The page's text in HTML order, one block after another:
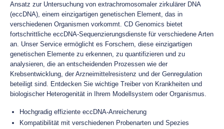
Ansatz zur Untersuchung von extrachromosomaler zirkulärer DNA
(eccDNA), einem einzigartigen genetischen Element, das in
verschiedenen Organismen vorkommt. CD Genomics bietet
fortschrittliche eccDNA-Sequenzierungsdienste für verschiedene Arten
an. Unser Service ermöglicht es Forschern, diese einzigartigen
genetischen Elemente zu erkennen, zu quantifizieren und zu
analysieren, die an entscheidenden Prozessen wie der
Krebsentwicklung, der Arzneimittelresistenz und der Genregulation
beteiligt sind. Entdecken Sie wichtige Treiber von Krankheiten und
biologischer Heterogenität in Ihrem Modellsystem oder Organismus.
Hochgradig effiziente eccDNA-Anreicherung
Kompatibilität mit verschiedenen Probenarten und Spezies